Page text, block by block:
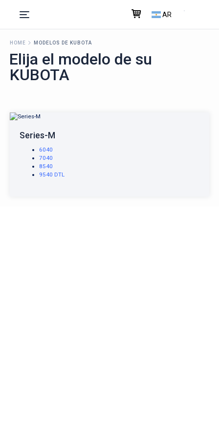
AR
HOME MODELOS DE KUBOTA
Elija el modelo de su
KUBOTA
Series-M
6040
7040
8540
9540 DTL